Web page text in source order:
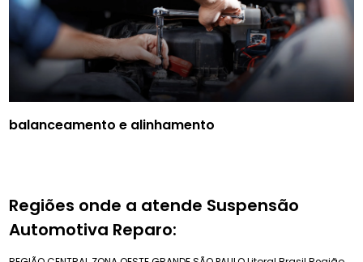
balanceamento e alinhamento
Regiões onde a atende Suspensão
Automotiva Reparo: